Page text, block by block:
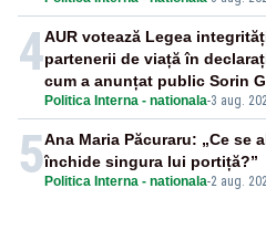
4
Politica Interna - nationala-3 aug.
AUR votează Legea
partenerii de viață în
cum a anunțat public Sorin
incompatibil sau în conflict
din funcție: fără excepții!
5 Politica Interna - nationala-2 aug.
Ana Maria Păcuraru: „Ce se
închide singura lui portiță?”